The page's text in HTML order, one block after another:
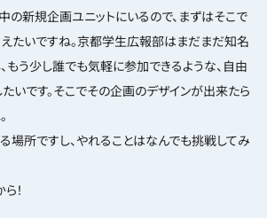
の新規企画ユニットにいるので、まずはそこで
たいですね。京都学生広報部はまだまだ知名
もう少し誰でも気軽に参加できるような、自由
いです。そこでその企画のデザインが出来たら
場所ですし、やれることはなんでも挑戦してみ
！